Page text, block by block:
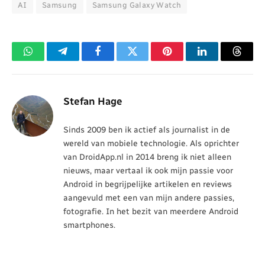
AI Samsung Samsung Galaxy Watch
WhatsAppTelegramFacebookTwitter PinterestLinkedIn
Stefan Hage
Sinds 2009 ben ik actief als journalist in de
wereld van mobiele technologie. Als oprichter
van DroidApp.nl in 2014 breng ik niet alleen
nieuws, maar vertaal ik ook mijn passie voor
Android in begrijpelijke artikelen en reviews
aangevuld met een van mijn andere passies,
fotografie. In het bezit van meerdere Android
smartphones.